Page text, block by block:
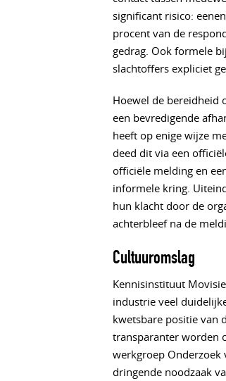
significant risico:
procent van de
gedrag. Ook formele
slachtoffers expliciet
Hoewel de bereidheid
een bevredigende
heeft op enige wijze
deed dit via een
officiële melding en
informele kring.
hun klacht door de
achterbleef na de
Cultuuromslag
Kennisinstituut
industrie veel
kwetsbare positie van
transparanter worden
werkgroep Onderzoek
dringende noodzaak